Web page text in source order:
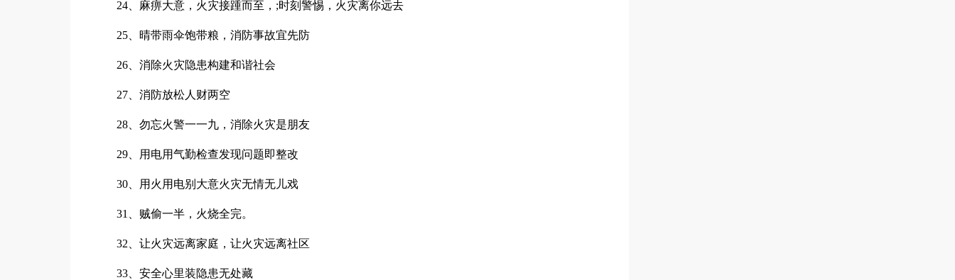
24、麻痹大意，火灾接踵而至，;时刻警惕，火灾离你远去
25、晴带雨伞饱带粮，消防事故宜先防
26、消除火灾隐患构建和谐社会
27、消防放松人财两空
28、勿忘火警一一九，消除火灾是朋友
29、用电用气勤检查发现问题即整改
30、用火用电别大意火灾无情无儿戏
31、贼偷一半，火烧全完。
32、让火灾远离家庭，让火灾远离社区
33、安全心里装隐患无处藏